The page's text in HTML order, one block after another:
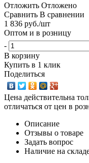
Отложить Отложено
Сравнить В сравнении
1 836 руб./шт
Оптом и в розницу
-
В корзину
Купить в 1 клик
Поделиться
Цена действительна
отличаться от цен в
Описание
Отзывы о товаре
Задать вопрос
Наличие на